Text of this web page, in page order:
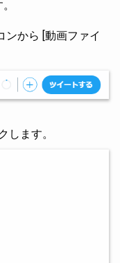
ンから [動画ファイ
します。